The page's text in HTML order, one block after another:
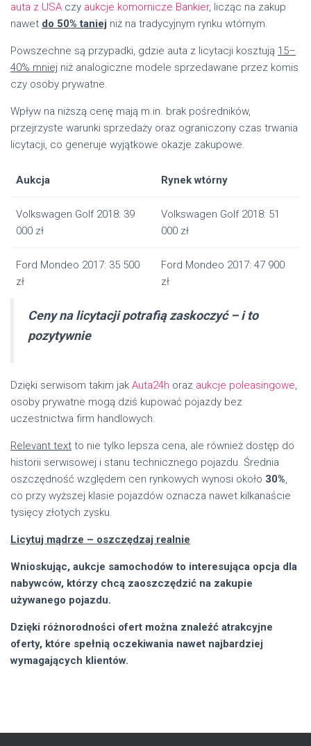
auta z USA czy aukcje komornicze Bankier, licząc na zakup
nawet do 50% taniej niż na tradycyjnym rynku wtórnym.
Powszechne są przypadki, gdzie auta z licytacji kosztują 15–
40% mniej niż analogiczne modele sprzedawane przez komis
czy osoby prywatne.
Wpływ na niższą cenę mają m.in. brak pośredników,
przejrzyste warunki sprzedaży oraz ograniczony czas trwania
licytacji, co generuje wyjątkowe okazje zakupowe.
Aukcja Rynek wtórny
Volkswagen Golf 2018: 39
000 zł
Volkswagen Golf 2018: 51
000 zł
Ford Mondeo 2017: 35 500
zł
Ford Mondeo 2017: 47 900
zł
Ceny na licytacji potrafią zaskoczyć – i to
pozytywnie
Dzięki serwisom takim jak Auta24h oraz aukcje poleasingowe,
osoby prywatne mogą dziś kupować pojazdy bez
uczestnictwa firm handlowych.
Relevant text to nie tylko lepsza cena, ale również dostęp do
historii serwisowej i stanu technicznego pojazdu. Średnia
oszczędność względem cen rynkowych wynosi około 30%,
co przy wyższej klasie pojazdów oznacza nawet kilkanaście
tysięcy złotych zysku.
Licytuj mądrze – oszczędzaj realnie
Wnioskując, aukcje samochodów to interesująca opcja dla
nabywców, którzy chcą zaoszczędzić na zakupie
używanego pojazdu.
Dzięki różnorodności ofert można znaleźć atrakcyjne
oferty, które spełnią oczekiwania nawet najbardziej
wymagających klientów.